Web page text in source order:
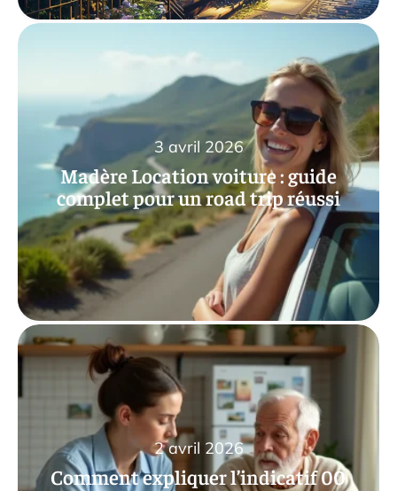
Madère Location voiture : guide
complet pour un road trip réussi
3 avril 2026
Comment expliquer l’indicatif 00
2 avril 2026